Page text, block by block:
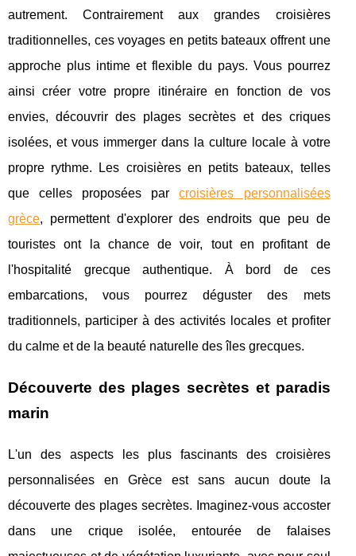
autrement. Contrairement aux grandes croisières
traditionnelles, ces voyages en petits bateaux offrent une
approche plus intime et flexible du pays. Vous pourrez
ainsi créer votre propre itinéraire en fonction de vos
envies, découvrir des plages secrètes et des criques
isolées, et vous immerger dans la culture locale à votre
propre rythme. Les croisières en petits bateaux, telles
que celles proposées parcroisières personnalisées
grèce, permettent d'explorer des endroits que peu de
touristes ont la chance de voir, tout en profitant de
l'hospitalité grecque authentique. À bord de ces
embarcations, vous pourrez déguster des mets
traditionnels, participer à des activités locales et profiter
du calme et de la beauté naturelle des îles grecques.
Découverte des plages secrètes et paradis
marin
L'un des aspects les plus fascinants des croisières
personnalisées en Grèce est sans aucun doute la
découverte des plages secrètes. Imaginez-vous accoster
dans une crique isolée, entourée de falaises